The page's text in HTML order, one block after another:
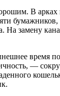
В
На замену
время по
—